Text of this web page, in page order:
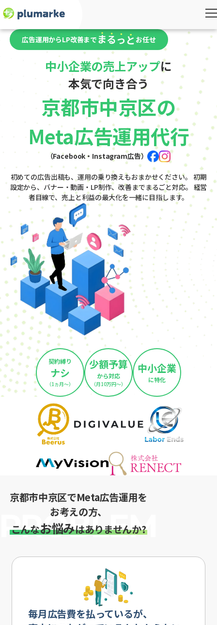
広告運用からLP改善まで お任せ
中小企業の売上アップに
本気で向き合う
京都市中京区の
Meta広告運用代行
（Facebook・Instagram広告）
初めての広告出稿も、運用の乗り換えもおまかせください。 初期
設定から、バナー・動画・LP制作、改善までまるごと対応。 経営
者目線で、売上と利益の最大化を一緒に目指します。
契約縛り
ナシ
（1ヵ月～）
少額予算
から対応
（月10万円～）
中小企業
に特化
京都市中京区でMeta広告運用を
お考えの方、
こんなお悩みはありませんか?
毎月広告費を払っているが、